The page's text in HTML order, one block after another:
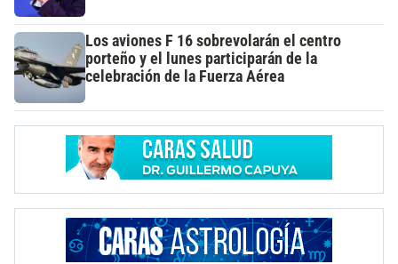
Los aviones F 16 sobrevolarán el centro
porteño y el lunes participarán de la
celebración de la Fuerza Aérea